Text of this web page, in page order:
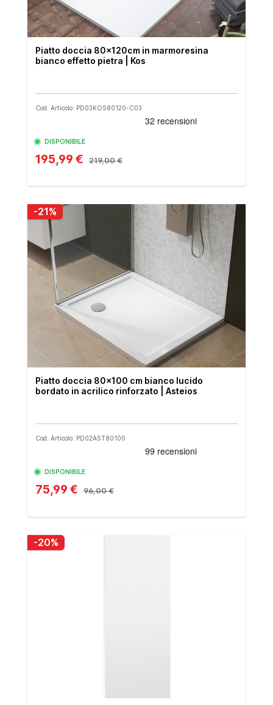
Piatto doccia 80x120cm in marmoresina
bianco effetto pietra | Kos
Cod. Articolo: PD03KOS80120-C03
DISPONIBILE
195,99 € 219,00 €
-21%
Piatto doccia 80x100 cm bianco lucido
bordato in acrilico rinforzato | Asteios
Cod. Articolo: PD02AST80100
DISPONIBILE
75,99 € 96,00 €
-20%